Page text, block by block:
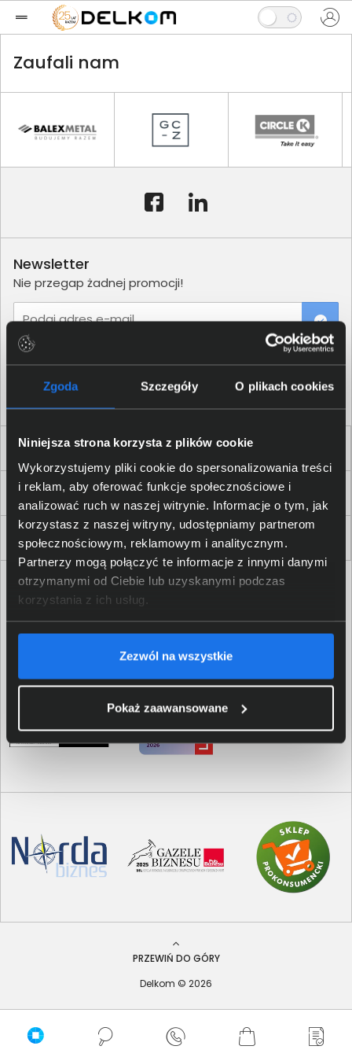
Zgoda Szczegóły O plikach cookies
Niniejsza strona korzysta z plików cookie
Wykorzystujemy pliki cookie do spersonalizowania treści
i reklam, aby oferować funkcje społecznościowe i
analizować ruch w naszej witrynie. Informacje o tym, jak
korzystasz z naszej witryny, udostępniamy partnerom
społecznościowym, reklamowym i analitycznym.
Partnerzy mogą połączyć te informacje z innymi danymi
otrzymanymi od Ciebie lub uzyskanymi podczas
korzystania z ich usług.
Zezwól na wszystkie
Pokaż zaawansowane
Zaufali nam
Dla Firm i Instytucji
Zakupy
Delkom 2000
Newsletter
Nie przegap żadnej promocji!
Podaj adres e-mail
PRZEWIŃ DO GÓRY
Delkom © 2026